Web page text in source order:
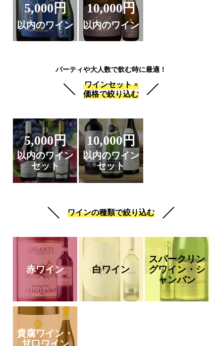
5,000円
以内のワイン
10,000円
以内のワイン
パーティや大人数で飲む時に最適！
ワインセット ×
価格で絞り込む
5,000円
以内のワイン
セット
10,000円
以内のワイン
セット
ワインの種類で絞り込む
赤ワイン 白ワイン
スパークリン
グワイン・シ
ャンパン
貴腐ワイン・